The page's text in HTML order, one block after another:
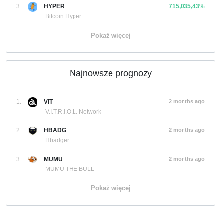
3.
HYPER
Bitcoin Hyper
715,035,43%
Pokaż więcej
Najnowsze prognozy
1.
VIT
V.I.T.R.I.O.L. Network
2 months ago
2.
HBADG
Hbadger
2 months ago
3.
MUMU
MUMU THE BULL
2 months ago
Pokaż więcej